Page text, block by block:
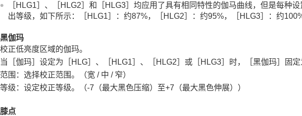
［HLG1］ 、 ［HLG2］ 和 ［HLG3］ 均应用了具有相同特性的伽马曲线，但是每种
出等级，如下所示：
［HLG1］ ：约87%， ［HLG2］ ：约95%， ［HLG3］ ：约
黑伽玛
校正低亮度区域的伽玛。
当
［伽玛］ 设定为 ［HLG］ 、 ［HLG1］ 、 ［HLG2］ 或 ［HLG3］ 时， ［黑伽玛］
固
范围：选择校正范围。（宽 / 中 / 窄）
等级：设定校正等级。（-7（最大黑色压缩）至+7（最大黑色伸展））
膝点